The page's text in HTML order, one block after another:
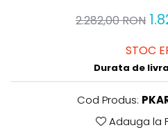
2.282,00 RON
STOC
Durata de
Cod Produs:
Adauga la